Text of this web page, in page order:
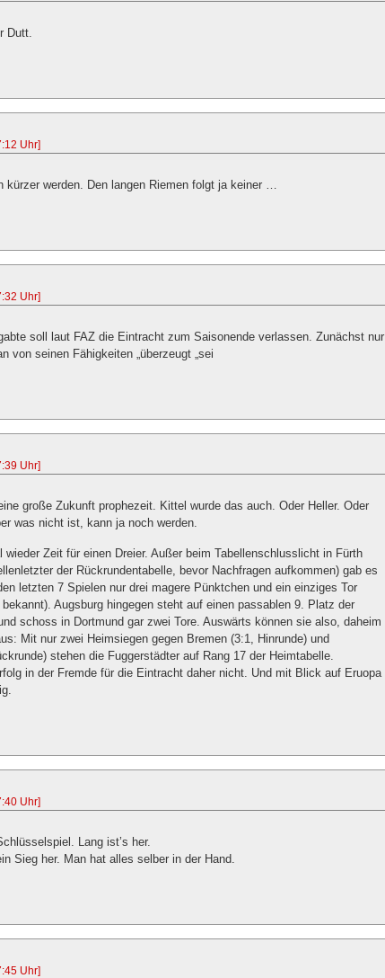
Dutt.
Uhr]
kürzer werden. Den langen Riemen folgt ja keiner …
Uhr]
soll laut FAZ die Eintracht zum Saisonende verlassen. Zunächst nur
von seinen Fähigkeiten „überzeugt „sei
Uhr]
große Zukunft prophezeit. Kittel wurde das auch. Oder Heller. Oder
was nicht ist, kann ja noch werden.
wieder Zeit für einen Dreier. Außer beim Tabellenschlusslicht in Fürth
der Rückrundentabelle, bevor Nachfragen aufkommen) gab es
letzten 7 Spielen nur drei magere Pünktchen und ein einziges Tor
Augsburg hingegen steht auf einen passablen 9. Platz der
schoss in Dortmund gar zwei Tore. Auswärts können sie also, daheim
Mit nur zwei Heimsiegen gegen Bremen (3:1, Hinrunde) und
stehen die Fuggerstädter auf Rang 17 der Heimtabelle.
in der Fremde für die Eintracht daher nicht. Und mit Blick auf Eruopa
Uhr]
Lang ist’s her.
Sieg her. Man hat alles selber in der Hand.
Uhr]